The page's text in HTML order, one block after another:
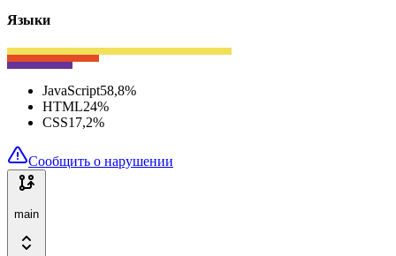
Языки
JavaScript58,8%
HTML24%
CSS17,2%
Сообщить о нарушении
main